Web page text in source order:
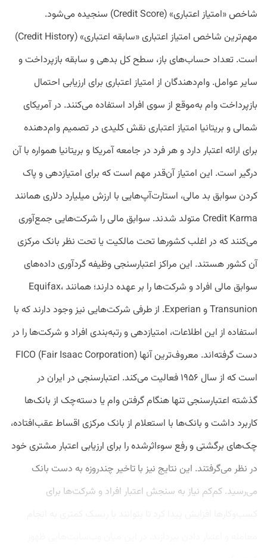
شاخص «امتیاز اعتباری» (Credit Score) سنجیده می‌شود.
مهم‌ترین شاخص امتیاز اعتباری «سابقه اعتباری» (Credit History)
است. تعداد حساب‌های باز، سطح کل بدهی و سابقه بازپرداخت و
سایر عوامل. وام‌دهندگان از امتیاز اعتباری برای ارزیابی احتمال
بازپرداخت وام به‌موقع از سوی افراد استفاده می‌کنند. در آمریکای
شمالی و بریتانیا امتیاز اعتباری نقش کلیدی در تصمیم وام‌دهنده
برای ارائه اعتبار دارد و هر فرد در جامعه آمریکا و بریتانیا همواره با آن
درگیر است. این امتیاز آن‌قدر مهم است که برای امتیازدهی و پا‌ک
‌کردن سوابق بد مالی، استارت‌آپ‌هایی با ارزش میلیارد دلاری همانند
Credit Karma متولد شدند. سوابق مالی را شرکت‌هایی جمع‌آوری
می‌کنند که در اغلب کشورها تحت مالکیت یا تحت نظر بانک مرکزی
آن کشور هستند. این مراکز اعتبارسنجی وظیفه گردآوری داده‌های
سوابق مالی افراد و شرکت‌ها را بر عهده دارند؛ همانند Equifax،
Transunion و Experian. از طرفی شرکت‌هایی نیز وجود دارند که با
استفاده از این اطلاعات، امتیازدهی و رتبه‌بندی افراد و شرکت‌ها را در
دست گرفته‌اند. معروف‌ترین آنها FICO (Fair Isaac Corporation)
است که از سال ۱۹۵۶ فعالیت می‌کند. اعتبارسنجی در ایران در
گذشته اعتبارسنجی تنها هنگام گرفتن وام یا دسته‌چک از بانک‌ها
کاربرد داشت و بانک‌ها با استعلام از بانک مرکزی اقساط عقب‌افتاده،
چک‌های برگشتی و رفع سوءاثرشده را برای ارزیابی اعتبار مشتری خود
در نظر می‌گرفتند. این نتایج نیز با تاخیر چندروزه به‌ دست بانک
می‌رسید. کم‌کم نیاز به سنجش اعتبار افراد و شرکت‌ها برای